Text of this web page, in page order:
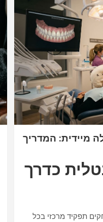
מיידית: המדריך
כדרך
תפקיד מרכזי בכל